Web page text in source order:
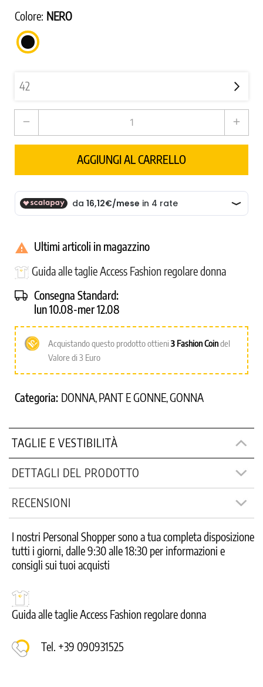
Colore: NERO
NERO
remove add
AGGIUNGI AL CARRELLO
 Ultimi articoli in magazzino
Guida alle taglie Access Fashion regolare donna
Consegna Standard:
lun 10.08-mer 12.08
Acquistando questo prodotto ottieni 3 Fashion Coindel
Valore di 3 Euro
Categoria: DONNA PANT E GONNE GONNA
TAGLIE E VESTIBILITÀ
DETTAGLI DEL PRODOTTO
RECENSIONI
I nostri Personal Shopper sono a tua completa disposizione
tutti i giorni, dalle 9:30 alle 18:30 per informazioni e
consigli sui tuoi acquisti
Guida alle taglie Access Fashion regolare donna
Tel. +39 090931525